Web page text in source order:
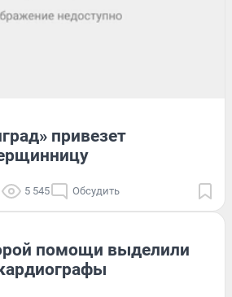
привезет
5 545 Обсудить
помощи выделили